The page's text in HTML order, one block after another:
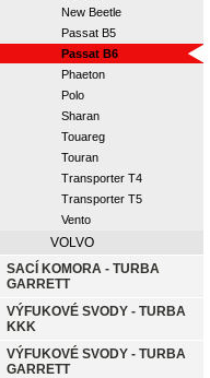
New Beetle
Passat B5
Passat B6
Phaeton
Polo
Sharan
Touareg
Touran
Transporter T4
Transporter T5
Vento
VOLVO
SACÍ KOMORA - TURBA
GARRETT
VÝFUKOVÉ SVODY - TURBA
KKK
VÝFUKOVÉ SVODY - TURBA
GARRETT